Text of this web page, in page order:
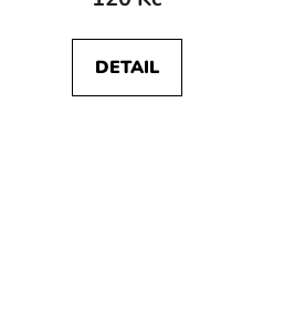
DETAIL